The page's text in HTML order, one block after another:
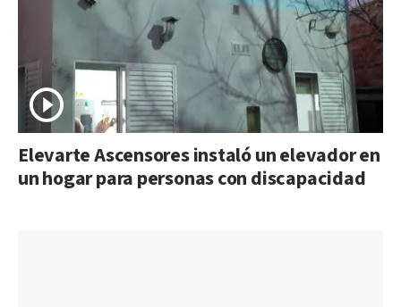
Elevarte Ascensores instaló un elevador en
un hogar para personas con discapacidad